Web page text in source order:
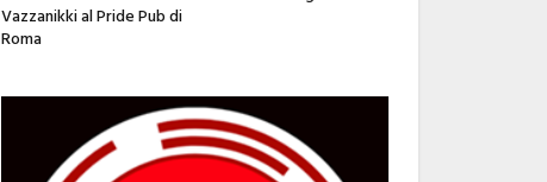
Vazzanikki al Pride Pub di
Roma